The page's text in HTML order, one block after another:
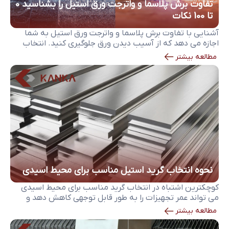
تفاوت برش پلاسما و واترجت ورق استیل را بشناسید 0
تا 100 نکات
آشنایی با تفاوت برش پلاسما و واترجت ورق استیل به شما
اجازه می دهد که از آسیب دیدن ورق جلوگیری کنید. انتخاب
نادرست روش برش می تواند یک ورق استیل سالم را به قطعه
ای با لبه سوخته، تاب خورده یا پرهزینه تبدیل کند. پلاسما و
واترجت هر دو برای برش استنلس استیل کاربرد دارند، […]
مطالعه بیشتر
نحوه انتخاب گرید استیل مناسب برای محیط اسیدی
کوچکترین اشتباه در انتخاب گرید مناسب برای محیط اسیدی
می تواند عمر تجهیزات را به طور قابل توجهی کاهش دهد و
حتی ایمنی فرآیندهای صنعتی را به خطر بیاندازد. در صنایع
شیمیایی، نفت و گاز، داروسازی، صنایع غذایی، پتروشیمی و
مطالعه بیشتر